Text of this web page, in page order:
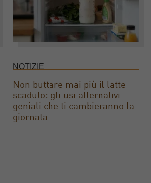
NOTIZIE
Non buttare mai più il latte
scaduto: gli usi alternativi
geniali che ti cambieranno la
giornata